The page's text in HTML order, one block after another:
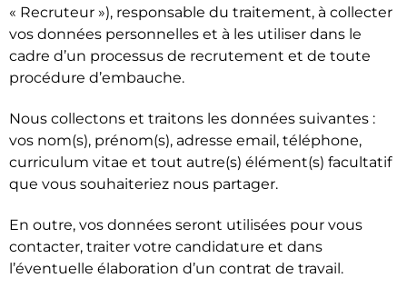
« Recruteur »), responsable du traitement, à collecter
vos données personnelles et à les utiliser dans le
cadre d’un processus de recrutement et de toute
procédure d’embauche.
Nous collectons et traitons les données suivantes :
vos nom(s), prénom(s), adresse email, téléphone,
curriculum vitae et tout autre(s) élément(s) facultatif
que vous souhaiteriez nous partager.
En outre, vos données seront utilisées pour vous
contacter, traiter votre candidature et dans
l’éventuelle élaboration d’un contrat de travail.